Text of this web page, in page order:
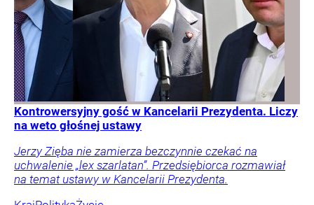
Kontrowersyjny gość w Kancelarii Prezydenta. Liczy
na weto głośnej ustawy
Jerzy Zięba nie zamierza bezczynnie czekać na
uchwalenie „lex szarlatan”. Przedsiębiorca rozmawiał
na temat ustawy w Kancelarii Prezydenta.